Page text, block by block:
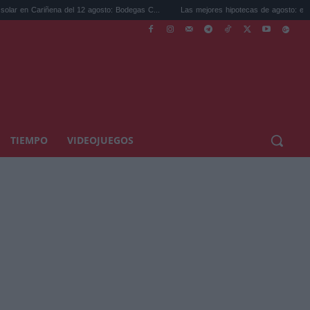
del 12 agosto: Bodegas C... Las mejores hipotecas de agosto: el TAE más
TIEMPO VIDEOJUEGOS